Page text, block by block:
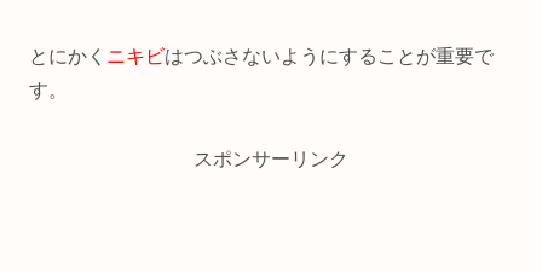
とにかく ニキビはつぶさないようにすることが重要で
す。
スポンサーリンク